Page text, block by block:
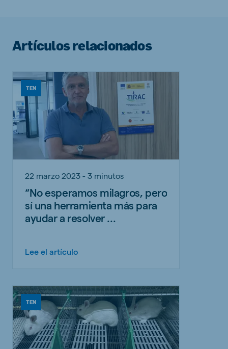
Artículos relacionados
TEN
22 marzo 2023 - 3 minutos
“No esperamos milagros, pero
sí una herramienta más para
ayudar a resolver ...
Lee el artículo
TEN